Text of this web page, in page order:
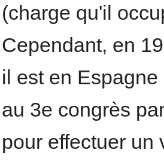
(charge qu'il
Cependant, en
il est en
au 3e congrès
pour effectuer un